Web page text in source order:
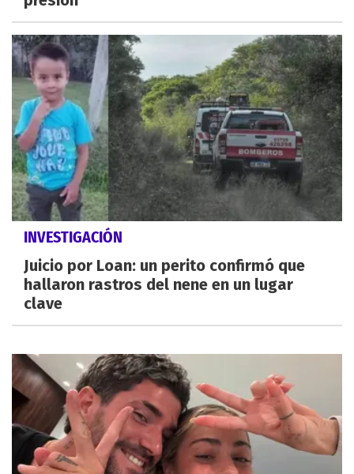
INVESTIGACIÓN
Juicio por Loan: un perito confirmó que
hallaron rastros del nene en un lugar
clave